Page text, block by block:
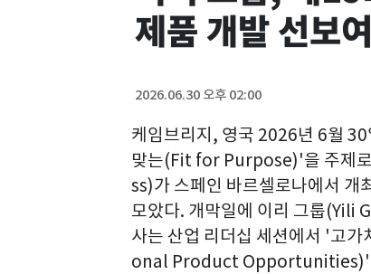
제품 개발 선보여
2026.06.30 오후 02:00
케임브리지, 영국 2026년 6월
맞는(Fit for Purpose)'을 주제
ss)가 스페인 바르셀로나에서 개
모았다. 개막일에 이리 그룹
사는 산업 리더십 세션에서 '고
onal Product Opportunities)'을